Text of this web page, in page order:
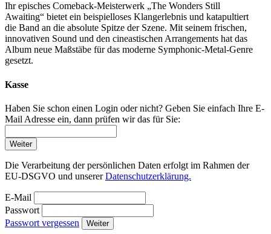
Ihr episches Comeback-Meisterwerk „The Wonders Still
Awaiting“ bietet ein beispielloses Klangerlebnis und katapultiert
die Band an die absolute Spitze der Szene. Mit seinem frischen,
innovativen Sound und den cineastischen Arrangements hat das
Album neue Maßstäbe für das moderne Symphonic-Metal-Genre
gesetzt.
Kasse
Haben Sie schon einen Login oder nicht? Geben Sie einfach Ihre E-
Mail Adresse ein, dann prüfen wir das für Sie:
Weiter
Die Verarbeitung der persönlichen Daten erfolgt im Rahmen der
EU-DSGVO und unsererDatenschutzerklärung.
E-Mail
Passwort
Passwort vergessen
Weiter